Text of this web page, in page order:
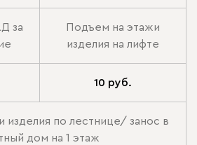
за
Подъем на этажи
изделия на лифте
10 руб.
изделия по лестнице/ занос в
дом на 1 этаж